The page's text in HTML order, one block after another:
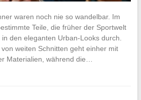
waren noch nie so wandelbar. Im
Teile, die früher der Sportwelt
den eleganten Urban-Looks durch.
weiten Schnitten geht einher mit
Materialien, während die…